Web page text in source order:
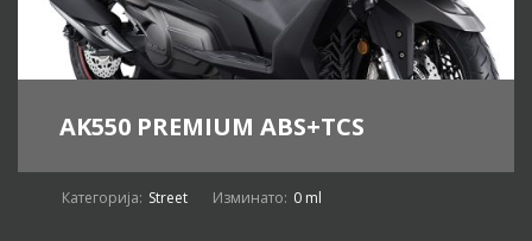
AK550 PREMIUM ABS+TCS
Категорија: Street Изминато: 0 ml